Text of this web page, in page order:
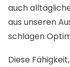
auch
aus unseren
schlagen
Diese